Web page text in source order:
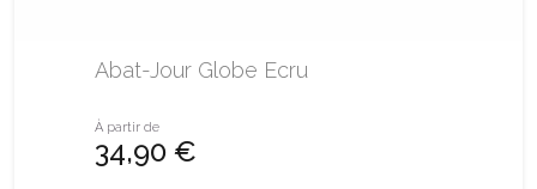
Abat-Jour Globe Ecru
À partir de
34,90 €